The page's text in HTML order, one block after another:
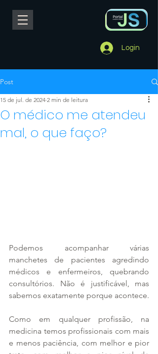
Login
Post
O médico me atendeu
mal, o que faço?
15 de jul. de 2024 2 min de leitura
Podemos acompanhar várias
manchetes de pacientes agredindo
médicos e enfermeiros, quebrando
consultórios. Não é justificável, mas
sabemos exatamente porque acontece.
Como em qualquer profissão, na
medicina temos profissionais com mais
e menos paciência, com melhor e pior